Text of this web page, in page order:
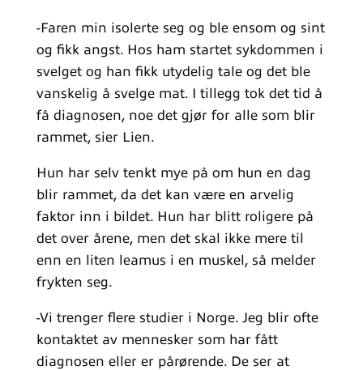
-Faren min isolerte seg og ble ensom og sint
og fikk angst. Hos ham startet sykdommen i
svelget og han fikk utydelig tale og det ble
vanskelig å svelge mat. I tillegg tok det tid å
få diagnosen, noe det gjør for alle som blir
rammet, sier Lien.
Hun har selv tenkt mye på om hun en dag
blir rammet, da det kan være en arvelig
faktor inn i bildet. Hun har blitt roligere på
det over årene, men det skal ikke mere til
enn en liten leamus i en muskel, så melder
frykten seg.
-Vi trenger flere studier i Norge. Jeg blir ofte
kontaktet av mennesker som har fått
diagnosen eller er pårørende. De ser at